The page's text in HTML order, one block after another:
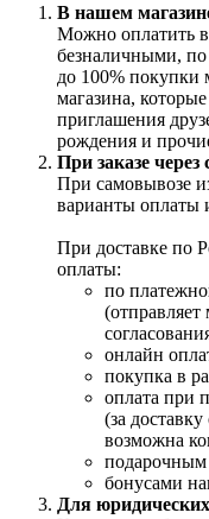
В нашем
Можно оплатить
безналичными,
до 100% покупки
магазина,
приглашения
рождения и
При заказе через
При самовывозе
варианты оплаты
При доставке по
оплаты:
по
онлайн
покупка в
оплата при
(за
возможна
подарочным
бонусами
Для